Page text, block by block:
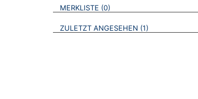
VERWEISE AUF VERMERKTE- ODER
MERKLISTE 0
ZULETZT ANGESEHEN 1